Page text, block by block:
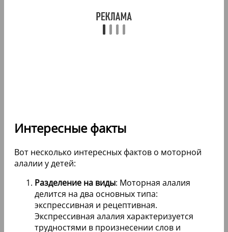
Интересные факты
Вот несколько интересных фактов о моторной
алалии у детей:
Разделение на виды: Моторная алалия
делится на два основных типа:
экспрессивная и рецептивная.
Экспрессивная алалия характеризуется
трудностями в произнесении слов и